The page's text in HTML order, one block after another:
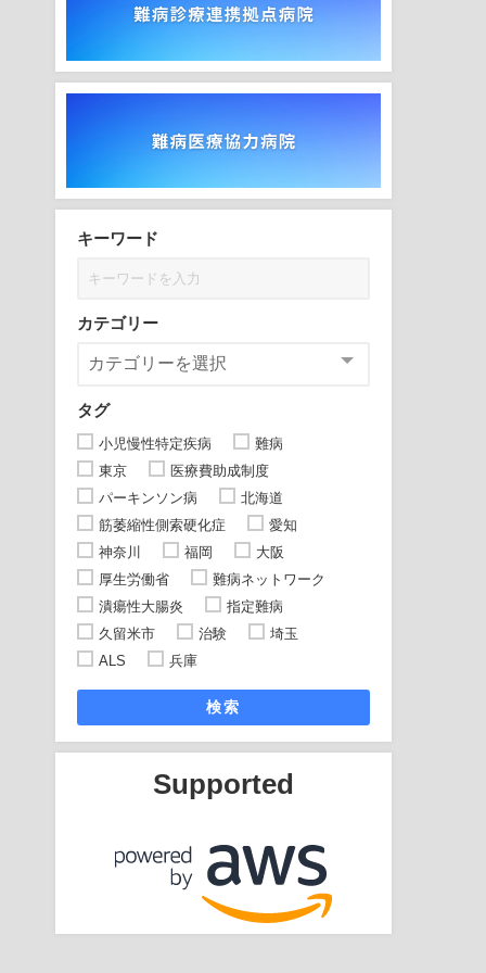
キーワード
カテゴリー
タグ
小児慢性特定疾病
難病
東京
医療費助成制度
パーキンソン病
北海道
筋萎縮性側索硬化症
愛知
神奈川
福岡
大阪
厚生労働省
難病ネットワーク
潰瘍性大腸炎
指定難病
久留米市
治験
埼玉
ALS
兵庫
検索
Supported